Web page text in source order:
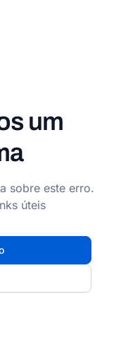
um
sobre este erro.
úteis